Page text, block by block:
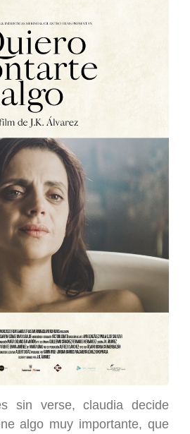
sin verse, claudia decide
algo muy importante, que